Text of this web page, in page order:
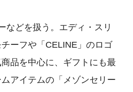
どを扱う。エディ・スリ
ーフや「CELINE」のロゴ
品を中心に、ギフトにも最
アイテムの「メゾンセリー